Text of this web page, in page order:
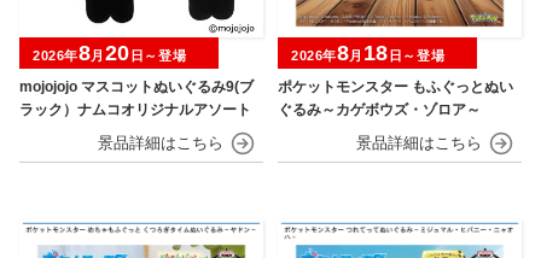
mojojojo マスコットぬいぐるみ9(ブ
ラック）ナムコオリジナルアソート
2026年8月 20 日～登場
ポケットモンスター もふぐっとぬい
ぐるみ～カゲボウズ・ゾロア～
2026年8月 18 日～登場